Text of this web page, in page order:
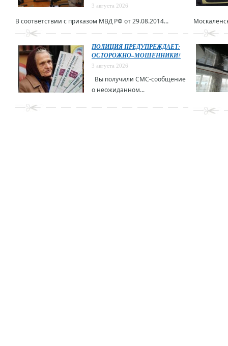
3 августа 2026
В соответствии с приказом МВД РФ от 29.08.2014...
ПОЛИЦИЯ ПРЕДУПРЕЖДАЕТ:
ОСТОРОЖНО–МОШЕННИКИ!
3 августа 2026
Вы получили СМС-сообщение
о неожиданном...